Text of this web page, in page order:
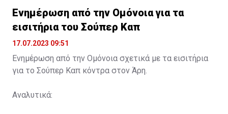
Ενημέρωση από την Ομόνοια για τα
εισιτήρια του Σούπερ Καπ
17.07.2023 09:51
Ενημέρωση από την Ομόνοια σχετικά με τα εισιτήρια
για το Σούπερ Καπ κόντρα στον Άρη.
Αναλυτικά: